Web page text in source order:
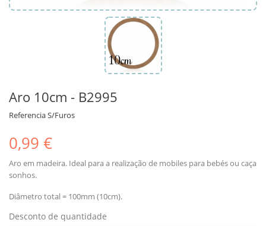
Aro 10cm - B2995
ReferenciaS/Furos
0,99 €
Aro em madeira. Ideal para a realização de mobiles para bebés ou caça
sonhos.
Diâmetro total = 100mm (10cm).
Desconto de quantidade